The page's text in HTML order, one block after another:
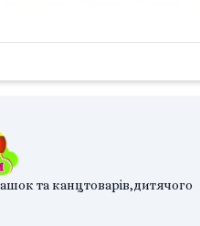
та канцтоварів,дитячого